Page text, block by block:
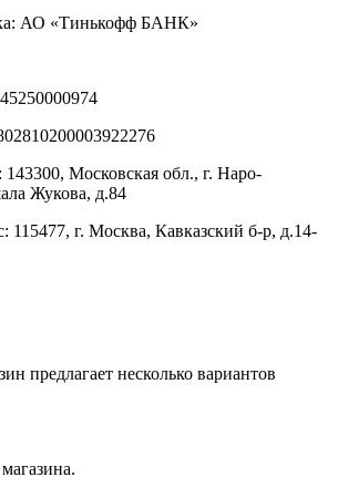
АО «Тинькофф БАНК»
Московская обл., г. Наро-
Жукова, д.84
115477, г. Москва, Кавказский б-р, д.14-
предлагает несколько вариантов